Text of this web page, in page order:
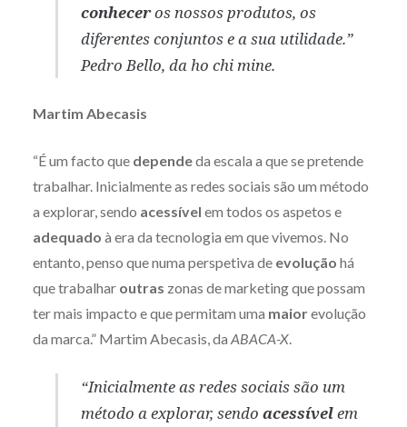
conheceros nossos produtos, os
diferentes conjuntos e a sua utilidade.”
Pedro Bello, daho chi mine.
Martim Abecasis
“É um facto que dependeda escala a que se pretende
trabalhar. Inicialmente as redes sociais são um método
a explorar, sendo acessível em todos os aspetos e
adequado à era da tecnologia em que vivemos. No
entanto, penso que numa perspetiva de evolução há
que trabalhar outras zonas de marketing que possam
ter mais impacto e que permitam uma maiorevolução
da marca.” Martim Abecasis, da ABACA-X.
“Inicialmente as redes sociais são um
método a explorar, sendoacessívelem